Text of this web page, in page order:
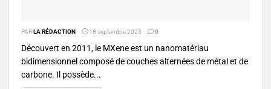
PARLA RÉDACTION 18 septembre 2023 0
Découvert en 2011, le MXene est un nanomatériau
bidimensionnel composé de couches alternées de métal et de
carbone. Il possède...